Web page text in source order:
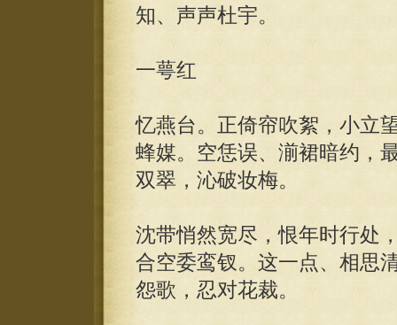
知、声声杜宇。
一萼红
忆燕台。正倚帘吹絮，小立
蜂媒。空恁误、湔裙暗约，
双翠，沁破妆梅。
沈带悄然宽尽，恨年时行处
合空委鸾钗。这一点、相思
怨歌，忍对花裁。